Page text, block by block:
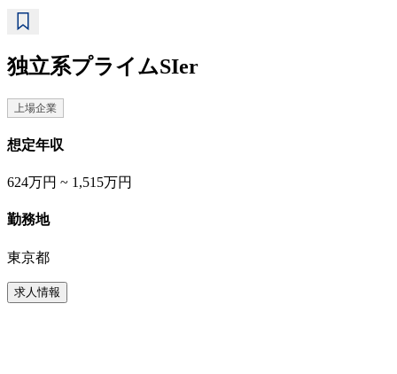
独立系プライムSIer
上場企業
想定年収
624万円 ~ 1,515万円
勤務地
東京都
求人情報